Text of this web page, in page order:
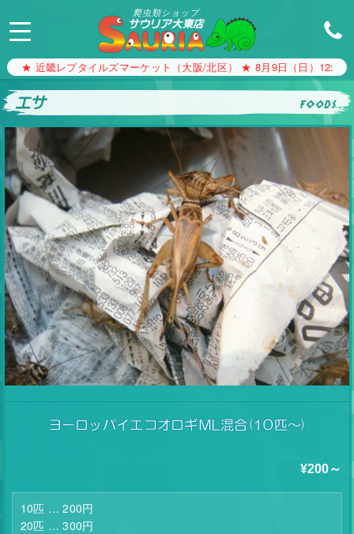
爬虫類ショップ
サウリア大東店
★ 近畿レプタイルズマーケット（大阪/北区） ★ 8月9日（日）12:00
エサ foods
ヨーロッパイエコオロギＭL混合(10匹～)
¥200～
10匹 … 200円
20匹 … 300円